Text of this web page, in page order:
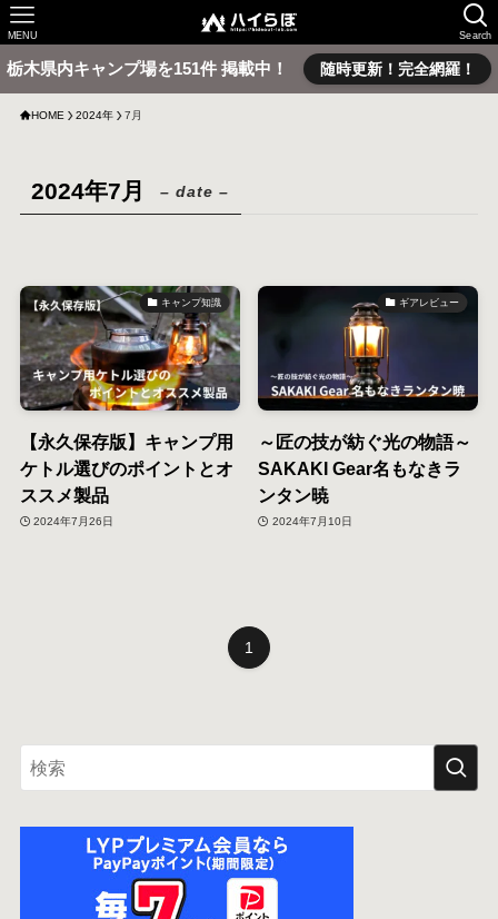
Search
MENU
栃木県内キャンプ場を151件 掲載中！ 随時更新！完全網羅！
HOME 2024年 7月
2024年7月 – date –
キャンプ知識
【永久保存版】キャンプ用
ケトル選びのポイントとオ
ススメ製品
2024年7月26日
ギアレビュー
～匠の技が紡ぐ光の物語～
SAKAKI Gear名もなきラ
ンタン暁
2024年7月10日
1